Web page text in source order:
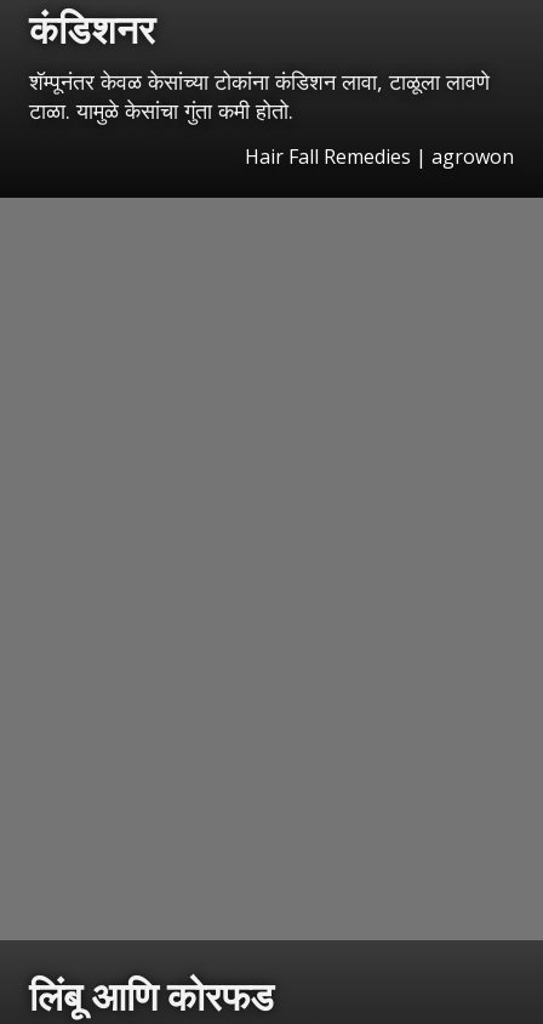
कंडिशनर
शॅम्पूनंतर केवळ केसांच्या टोकांना कंडिशन लावा, टाळूला लावणे
टाळा. यामुळे केसांचा गुंता कमी होतो.
Hair Fall Remedies | agrowon
लिंबू आणि कोरफड